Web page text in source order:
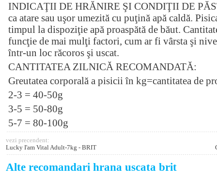
INDICAŢII DE HRĂNIRE ŞI CONDIŢII DE
ca atare sau uşor umezită cu puţină apă caldă.
timpul la dispoziţie apă proaspătă de băut.
funcţie de mai mulţi factori, cum ar fi vârsta şi
într-un loc răcoros şi uscat.
CANTITATEA ZILNICĂ RECOMANDATĂ:
Greutatea corporală a pisicii în kg=cantitatea de
2-3 = 40-50g
3-5 = 50-80g
5-7 = 80-100g
vezi precendent:
Lucky I'am Vital Adult-7kg - BRIT
Alte recomandari hrana uscata brit